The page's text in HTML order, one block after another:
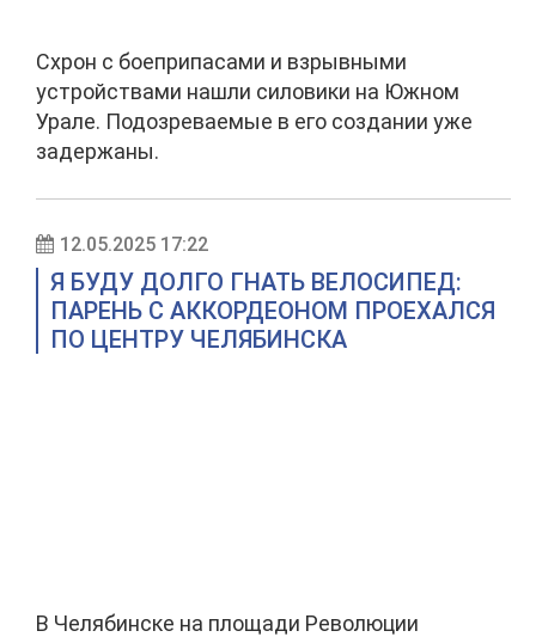
Схрон с боеприпасами и взрывными
устройствами нашли силовики на Южном
Урале. Подозреваемые в его создании уже
задержаны.
12.05.2025 17:22
Я БУДУ ДОЛГО ГНАТЬ ВЕЛОСИПЕД:
ПАРЕНЬ С АККОРДЕОНОМ ПРОЕХАЛСЯ
ПО ЦЕНТРУ ЧЕЛЯБИНСКА
В Челябинске на площади Революции